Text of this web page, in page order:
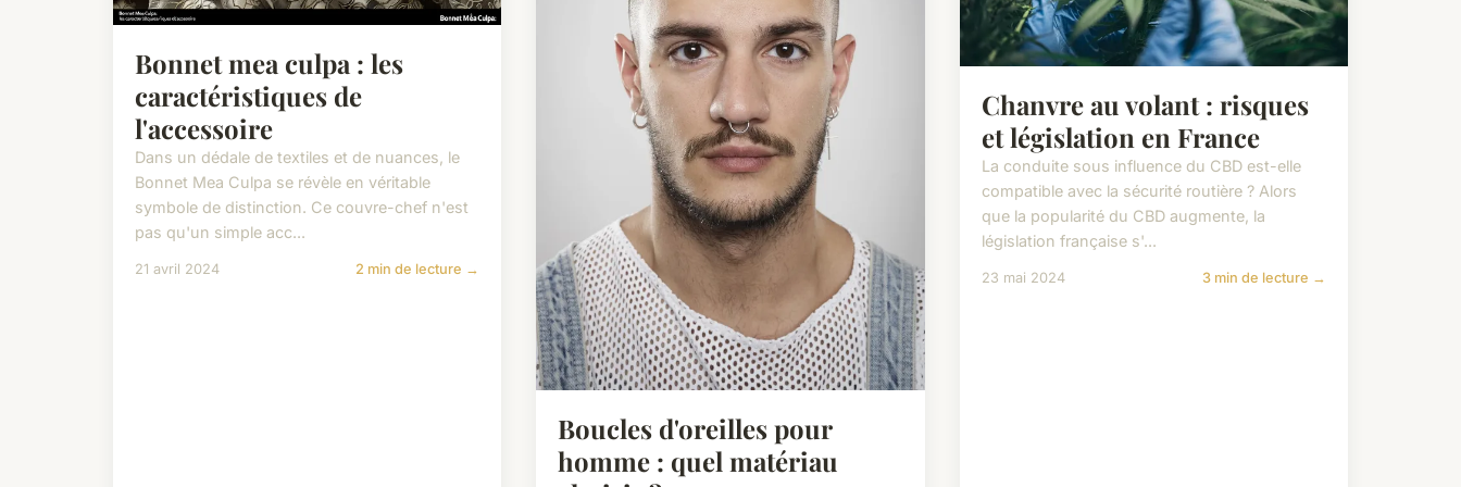
Bonnet mea culpa : les
caractéristiques de
l'accessoire
Dans un dédale de textiles et de nuances, le
Bonnet Mea Culpa se révèle en véritable
symbole de distinction. Ce couvre-chef n'est
pas qu'un simple acc...
21 avril 2024 2 min de lecture →
Boucles d'oreilles pour
homme : quel matériau
Chanvre au volant : risques
et législation en France
La conduite sous influence du CBD est-elle
compatible avec la sécurité routière ? Alors
que la popularité du CBD augmente, la
législation française s'...
23 mai 2024 3 min de lecture →